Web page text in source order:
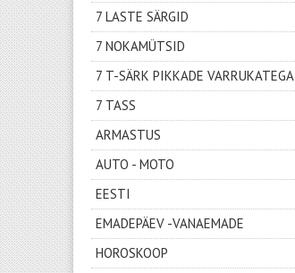
7 LASTE SÄRGID
7 NOKAMÜTSID
7 T-SÄRK PIKKADE VARRUKATEGA
7 TASS
ARMASTUS
AUTO - MOTO
EESTI
EMADEPÄEV -VANAEMADE
HOROSKOOP